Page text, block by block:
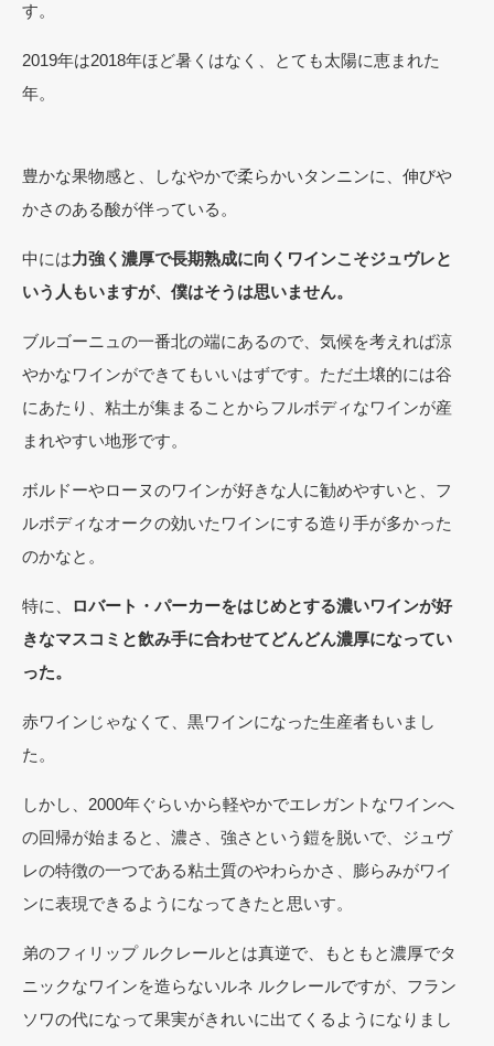
す。
2019年は2018年ほど暑くはなく、とても太陽に恵まれた
年。
豊かな果物感と、しなやかで柔らかいタンニンに、伸びや
かさのある酸が伴っている。
中には力強く濃厚で長期熟成に向くワインこそジュヴレと
いう人もいますが、僕はそうは思いません。
ブルゴーニュの一番北の端にあるので、気候を考えれば涼
やかなワインができてもいいはずです。ただ土壌的には谷
にあたり、粘土が集まることからフルボディなワインが産
まれやすい地形です。
ボルドーやローヌのワインが好きな人に勧めやすいと、フ
ルボディなオークの効いたワインにする造り手が多かった
のかなと。
特に、
ロバート・パーカーをはじめとする濃いワインが好
きなマスコミと飲み手に合わせてどんどん濃厚になってい
った。
赤ワインじゃなくて、黒ワインになった生産者もいまし
た。
しかし、2000年ぐらいから軽やかでエレガントなワインへ
の回帰が始まると、濃さ、強さという鎧を脱いで、ジュヴ
レの特徴の一つである粘土質のやわらかさ、膨らみがワイ
ンに表現できるようになってきたと思いす。
弟のフィリップ ルクレールとは真逆で、もともと濃厚でタ
ニックなワインを造らないルネ ルクレールですが、フラン
ソワの代になって果実がきれいに出てくるようになりまし